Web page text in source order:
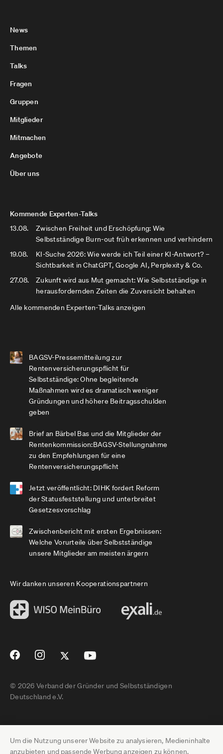
Um die Nutzung unserer Website zu analysieren, Medieninhalte
anzubieten und passende Werbung anzeigen zu können,
News
Themen
Talks
Fragen
Gruppen
Mitglieder
Mitmachen
Angebote
Über uns
Kommende Experten-Talks
13.08.
Zwischen Freiheit und Erschöpfung: Wie
Selbstständige Burn-out früh erkennen und verhindern
19.08.
KI-Suche 2026: Wie werde ich Teil einer KI-Antwort? –
Sichtbarkeit in ChatGPT, Google AI, Perplexity & Co.
27.08.
Zukunft wird aus Mut gemacht: Wie Selbstständige in
herausfordernden Zeiten die Zuversicht behalten
Alle kommenden Experten-Talks anzeigen
BAGSV-Pressemitteilung zur
Rentenversicherungspflicht für
Selbstständige: Ohne begleitende
Maßnahmen wird es dramatisch weniger
Gründungen und höhere Beitragsschulden
geben
Brief an Bärbel Bas und die Mitglieder der
Rentenkommission:BAGSV-Stellungnahme
zu den Empfehlungen für eine
Rentenversicherungspflicht
Jetzt veröffentlicht: DIHK fordert Reform
der Statusfeststellung und unterbreitet
Gesetzesvorschlag
Zwischenbericht mit ersten Ergebnissen:
Welche Vorurteile über Selbstständige
unsere Mitglieder am meisten ärgern
Wir danken unseren Kooperationspartnern
© 2026 Verband der Gründer und Selbstständigen
Deutschland e.V.
Impressum
Datenschutz